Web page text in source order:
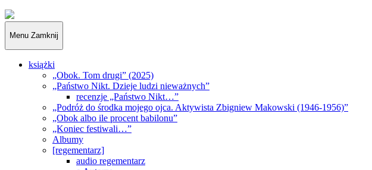
„Obywatele…”
Menu Zamknij
książki
„Obok. Tom drugi” (2025)
„Państwo Nikt. Dzieje ludzi nieważnych”
recenzje „Państwo Nikt…”
„Podróż do środka mojego ojca. Aktywista Zbigniew Makowski (1946-1956)”
„Obok albo ile procent babilonu”
„Koniec festiwali…”
Albumy
[regementarz]
audio regementarz